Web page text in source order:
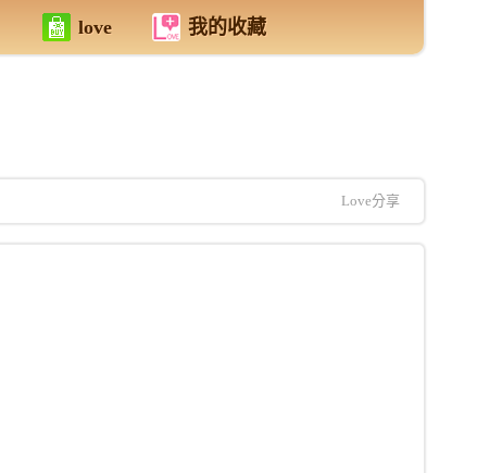
love 我的收藏
Love分享